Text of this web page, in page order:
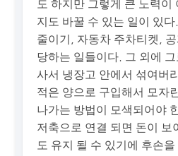
도 하지만 그렇게 큰 노력이
지도 바꿀 수 있는 일이 있
줄이기, 자동차 주차티켓,
당하는 일들이다. 그 외에 그
사서 냉장고 안에서 섞여버
적은 양으로 구입해서 모자
나가는 방법이 모색되어야
저축으로 연결 되면 돈이 보
도 유지 될 수 있기에 후손